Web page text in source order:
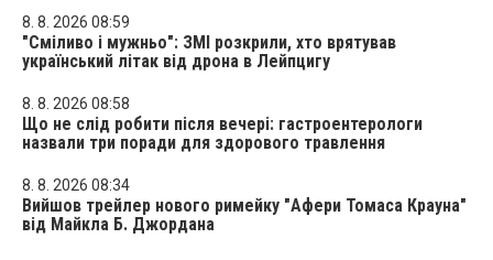
8. 8. 2026 08:59
"Сміливо і мужньо": ЗМІ розкрили, хто врятував
український літак від дрона в Лейпцигу
8. 8. 2026 08:58
Що не слід робити після вечері: гастроентерологи
назвали три поради для здорового травлення
8. 8. 2026 08:34
Вийшов трейлер нового римейку "Афери Томаса Крауна"
від Майкла Б. Джордана